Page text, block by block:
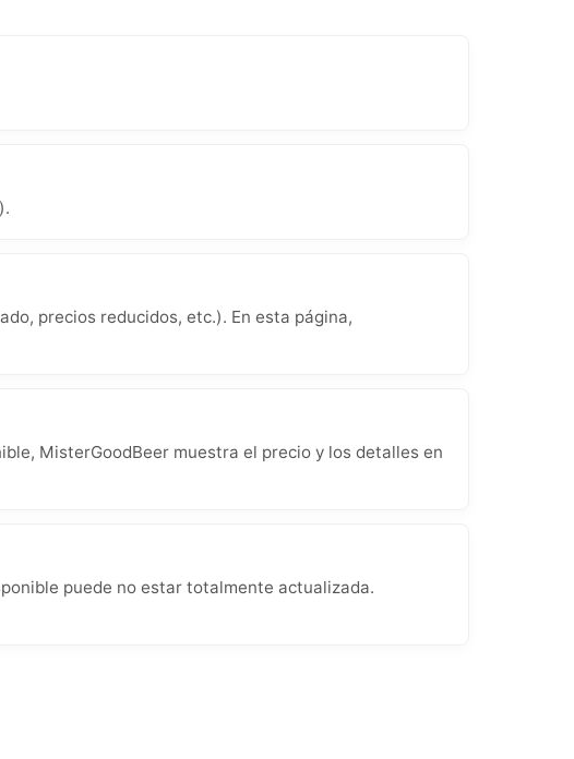
precios reducidos, etc.). En esta página,
MisterGoodBeer muestra el precio y los detalles en
puede no estar totalmente actualizada.